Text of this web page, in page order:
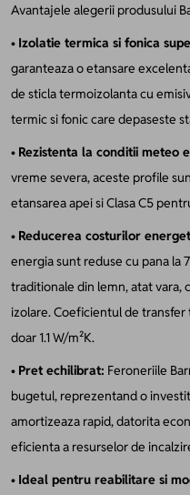
Avantajele alegerii produsului
• Izolatie termica si fonica
garanteaza o etansare
de sticla termoizolanta cu
termic si fonic care depaseste
• Rezistenta la conditii meteo
vreme severa, aceste profile
etansarea apei si Clasa C5
• Reducerea costurilor
energia sunt reduse cu pana la
traditionale din lemn, atat vara,
izolare. Coeficientul de
doar 1.1 W/m²K.
• Pret echilibrat: Feroneriile
bugetul, reprezentand o
amortizeaza rapid, datorita
eficienta a resurselor de
• Ideal pentru reabilitare si